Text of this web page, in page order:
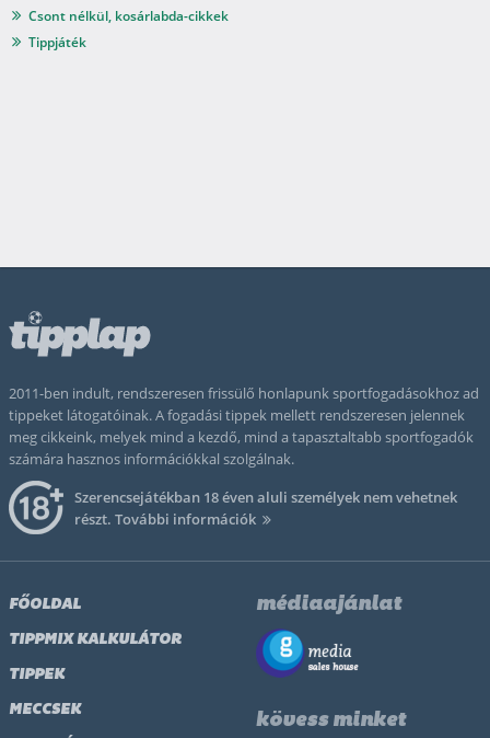
Csont nélkül, kosárlabda-cikkek
Tippjáték
2011-ben indult, rendszeresen frissülő honlapunk sportfogadásokhoz ad
tippeket látogatóinak. A fogadási tippek mellett rendszeresen jelennek
meg cikkeink, melyek mind a kezdő, mind a tapasztaltabb sportfogadók
számára hasznos információkkal szolgálnak.
Szerencsejátékban 18 éven aluli személyek nem vehetnek
részt. További információk
FŐOLDAL
TIPPMIX KALKULÁTOR
TIPPEK
MECCSEK
médiaajánlat
kövess minket